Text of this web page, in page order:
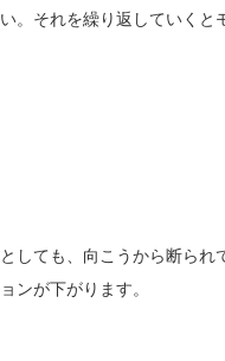
。それを繰り返していくと
しても、向こうから断られ
ンが下がります。